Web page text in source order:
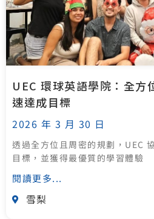
UEC 環球英語學院：全方
速達成目標
2026 年 3 月 30 日
透過全方位且周密的規劃，UEC
目標，並獲得最優質的學習體驗
閱讀更多...
雪梨